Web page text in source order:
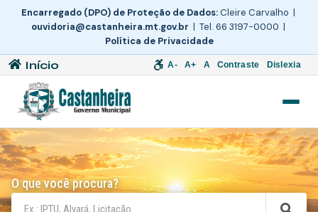
Encarregado (DPO) de Proteção de Dados:Cleire Carvalho |
ouvidoria@castanheira.mt.gov.br | Tel. 66 3197-0000 |
Política de Privacidade
Início A- A+ A Contraste Dislexia
O que você procura?